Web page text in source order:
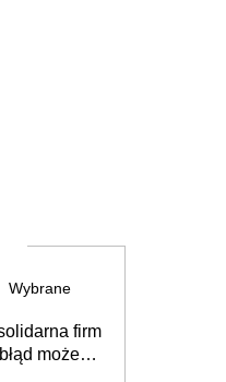
Wybrane
firm
może